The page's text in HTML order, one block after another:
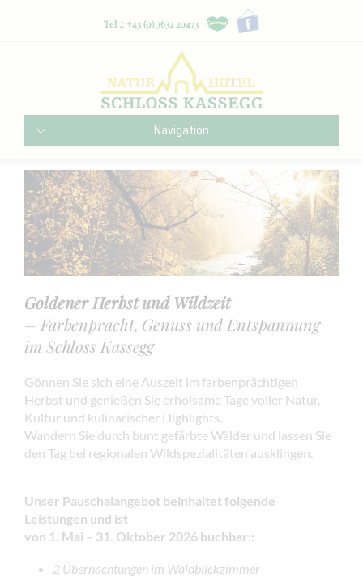
Tel .: +43 (0) 3632 20473
Navigation
Goldener Herbst und Wildzeit
– Farbenpracht, Genuss und Entspannung
im Schloss Kassegg
Gönnen Sie sich eine Auszeit im farbenprächtigen
Herbst und genießen Sie erholsame Tage voller Natur,
Kultur und kulinarischer Highlights.
Wandern Sie durch bunt gefärbte Wälder und lassen Sie
den Tag bei regionalen Wildspezialitäten ausklingen.
Unser Pauschalangebot beinhaltet folgende
Leistungen und ist
von 1. Mai – 31. Oktober 2026 buchbar::
2 Übernachtungen im Waldblickzimmer